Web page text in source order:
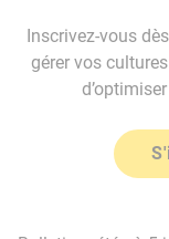
Inscrivez-vous
gérer vos